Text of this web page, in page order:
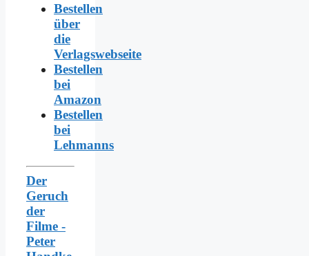
Bestellen
über
die
Verlagswebseite
Bestellen
bei
Amazon
Bestellen
bei
Lehmanns
Der
Geruch
der
Filme -
Peter